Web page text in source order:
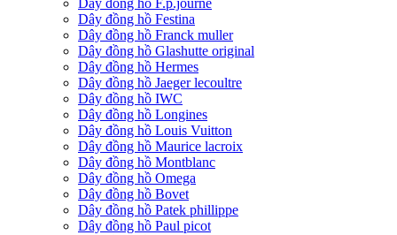
Dây đồng hồ F.p.journe
Dây đồng hồ Festina
Dây đồng hồ Franck muller
Dây đồng hồ Glashutte original
Dây đồng hồ Hermes
Dây đồng hồ Jaeger lecoultre
Dây đồng hồ IWC
Dây đồng hồ Longines
Dây đồng hồ Louis Vuitton
Dây đồng hồ Maurice lacroix
Dây đồng hồ Montblanc
Dây đồng hồ Omega
Dây đồng hồ Bovet
Dây đồng hồ Patek phillippe
Dây đồng hồ Paul picot